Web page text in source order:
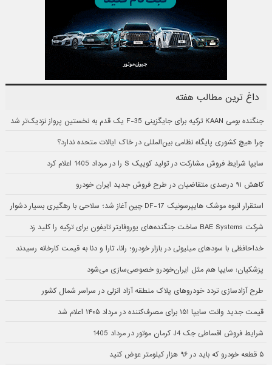
داغ ترین مطالب هفته
جنگنده بومی KAAN ترکیه برای جایگزینی F-35 یک قدم به نخستین پرواز نزدیک‌تر شد
چرا هیچ کشوری پایگاه نظامی بین‌المللی در خاک ایالات متحده ندارد؟
سایپا شرایط فروش مشارکت در تولید کوییک S را در مرداد 1405 اعلام کرد
کاهش ۹۱ درصدی متقاضیان در طرح فروش جدید ایران خودرو
استقرار انبوه موشک هایپرسونیک DF-17 چین آغاز شد؛ سلاحی با رهگیری بسیار دشوار
شرکت BAE Systems ساخت جنگنده‌های یوروفایتر تایفون برای ترکیه را کلید زد
خداحافظی با سودهای میلیونی در بازار خودرو؛ رانا، تارا و دنا به قیمت کارخانه رسیدند
پزشکیان: سایپا هم مثل ایران‌خودرو خصوصی‌سازی می‌شود
طرح آزادسازی تردد خودروهای پلاک منطقه آزاد انزلی در سراسر شمال کشور
قیمت جدید وانت سایپا ۱۵۱ برای مصرف‌کننده در مرداد ۱۴۰۵ اعلام شد
شرایط فروش اقساطی جک J4 کرمان موتور در مرداد 1405
۵ قطعه خودرو که باید در ۹۶ هزار کیلومتر عوض کنید